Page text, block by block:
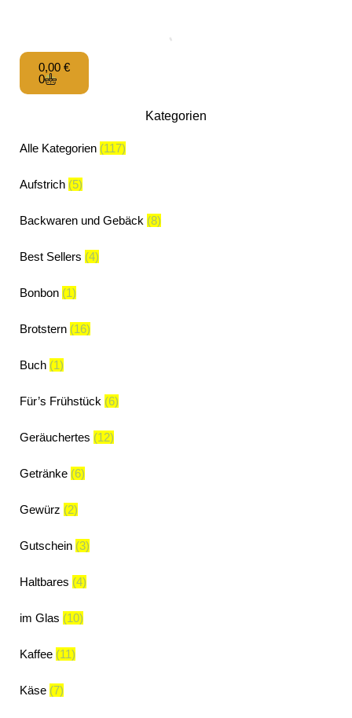
0,00 €
0
Kategorien
Alle Kategorien (117)
Aufstrich (5)
Backwaren und Gebäck (8)
Best Sellers (4)
Bonbon (1)
Brotstern (16)
Buch (1)
Für’s Frühstück (6)
Geräuchertes (12)
Getränke (6)
Gewürz (2)
Gutschein (3)
Haltbares (4)
im Glas (10)
Kaffee (11)
Käse (7)